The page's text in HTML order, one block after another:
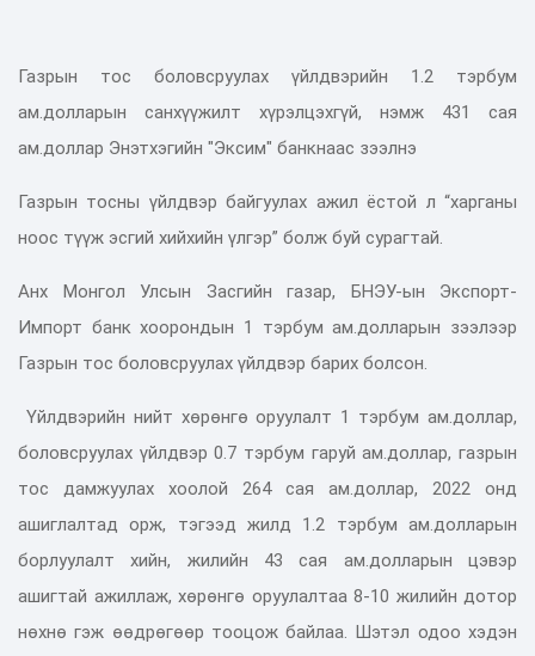
Газрын тос боловсруулах үйлдвэрийн 1.2 тэрбум
ам.долларын санхүүжилт хүрэлцэхгүй, нэмж 431 сая
ам.доллар Энэтхэгийн "Эксим" банкнаас зээлнэ
Газрын тосны үйлдвэр байгуулах ажил ёстой л “харганы
ноос түүж эсгий хийхийн үлгэр” болж буй сурагтай.
Анх Монгол Улсын Засгийн газар, БНЭУ-ын Экспорт-
Импорт банк хоорондын 1 тэрбум ам.долларын зээлээр
Газрын тос боловсруулах үйлдвэр барих болсон.
Үйлдвэрийн нийт хөрөнгө оруулалт 1 тэрбум ам.доллар,
боловсруулах үйлдвэр 0.7 тэрбум гаруй ам.доллар, газрын
тос дамжуулах хоолой 264 сая ам.доллар, 2022 онд
ашиглалтад орж, тэгээд жилд 1.2 тэрбум ам.долларын
борлуулалт хийн, жилийн 43 сая ам.долларын цэвэр
ашигтай ажиллаж, хөрөнгө оруулалтаа 8-10 жилийн дотор
нөхнө гэж өөдрөгөөр тооцож байлаа. Шэтэл одоо хэдэн